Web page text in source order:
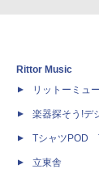
Rittor Music
リットーミュ
楽器探そう!デ
TシャツPOD
立東舎